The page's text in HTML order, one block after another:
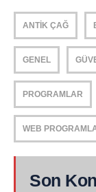
ANTIK ÇAĞ
GENEL
PROGRAMLAR
WEB
Son